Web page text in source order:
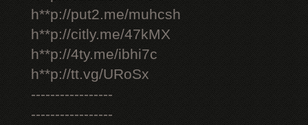
h**p://put2.me/muhcsh
h**p://citly.me/47kMX
h**p://4ty.me/ibhi7c
h**p://tt.vg/URoSx
-----------------
-----------------